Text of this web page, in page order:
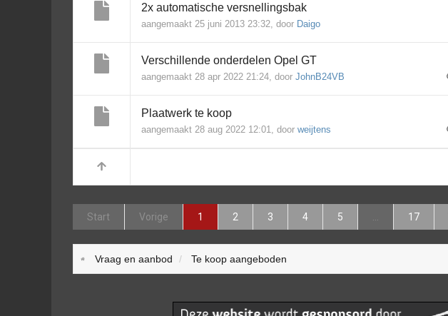
2x automatische versnellingsbak
aangemaakt 25 juni 2013 23:32, door Daigo
Verschillende onderdelen Opel GT
aangemaakt 28 apr 2022 21:24, door JohnB24VB
Plaatwerk te koop
aangemaakt 28 aug 2022 12:01, door weijtens
Start Vorige 1 2 3 4 5 ... 17
Vraag en aanbod Te koop aangeboden